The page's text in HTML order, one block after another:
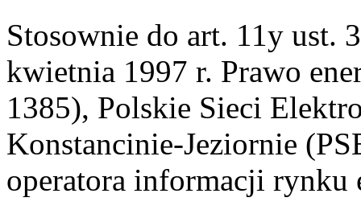
Stosownie do art. 11y ust.
kwietnia 1997 r. Prawo
1385), Polskie Sieci
Konstancinie-Jeziornie
operatora informacji rynku